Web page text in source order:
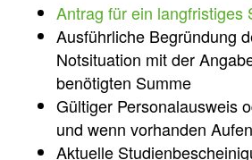
Antrag für ein langfristiges
Ausführliche Begründung
Notsituation mit der
benötigten Summe
Gültiger Personalausweis
und wenn vorhanden
Aktuelle